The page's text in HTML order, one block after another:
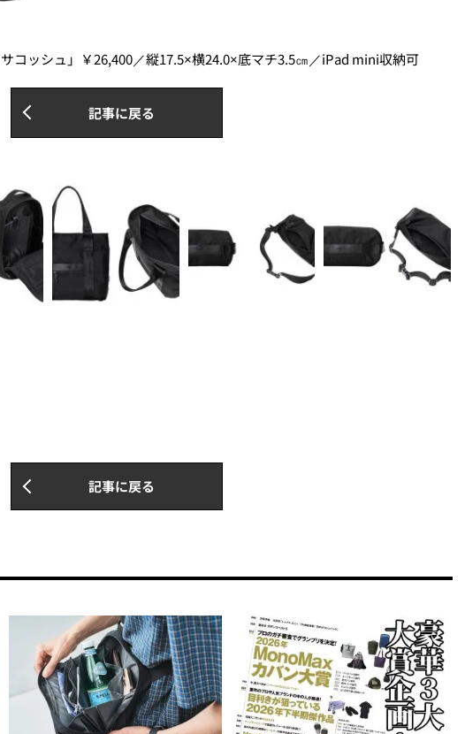
コッシュ」￥26,400／縦17.5×横24.0×底マチ3.5㎝／iPad mini収納可
記事に戻る
記事に戻る